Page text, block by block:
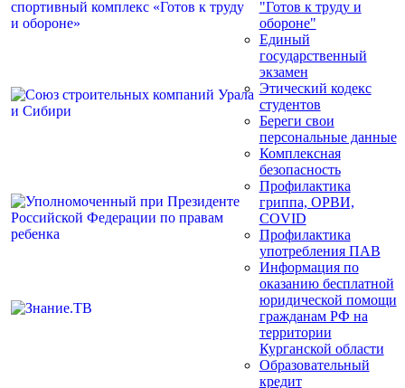
"Готов к труду и
обороне"
Единый
государственный
экзамен
Этический кодекс
студентов
Береги свои
персональные данные
Комплексная
безопасность
Профилактика
гриппа, ОРВИ,
COVID
Профилактика
употребления ПАВ
Информация по
оказанию бесплатной
юридической помощи
гражданам РФ на
территории
Курганской области
Образовательный
кредит